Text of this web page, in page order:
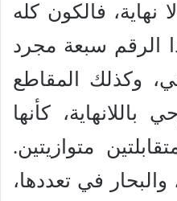
نهاية، فالكون كله
الرقم سبعة مجرد
وكذلك المقاطع
كأنها
متوازيتين.
في تعددها،